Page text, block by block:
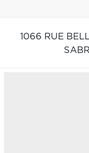
1066 RUE